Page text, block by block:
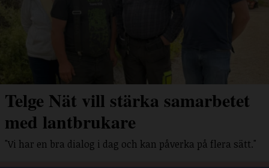
Telge Nät vill stärka samarbetet
med lantbrukare
"Vi har en bra dialog i dag och kan påverka på flera sätt."